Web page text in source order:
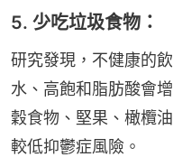
5. 少吃垃圾食物：
研究發現，不健康的
水、高飽和脂肪酸會
穀食物、堅果、橄欖
較低抑鬱症風險。